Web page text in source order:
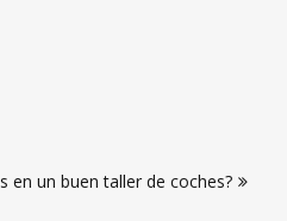
en un buen taller de coches?